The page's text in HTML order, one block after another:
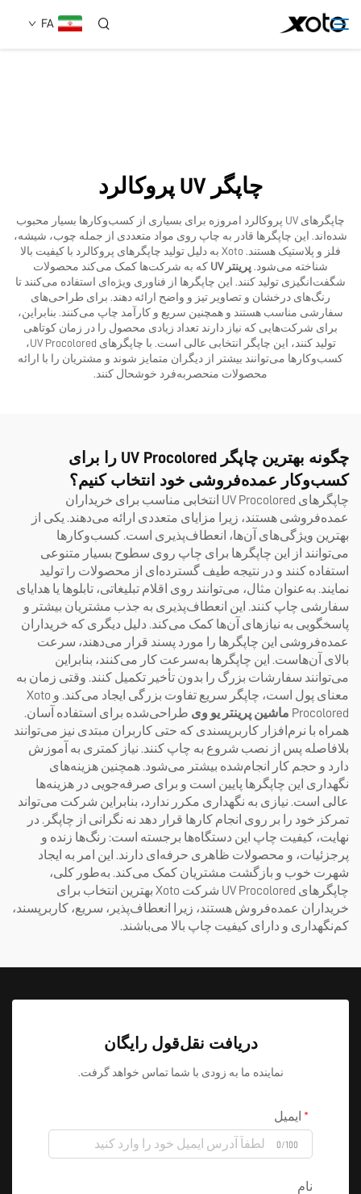
FA
خدمات
استفاده
تماس با ما
چاپگر UV پروکالرد
چاپگرهای UV پروکالرد امروزه برای بسیاری از کسب‌وکارها بسیار محبوب
شده‌اند. این چاپگرها قادر به چاپ روی مواد متعددی از جمله چوب، شیشه،
فلز و پلاستیک هستند. Xoto به دلیل تولید چاپگرهای پروکالرد با کیفیت بالا
شناخته می‌شود. پرینتر UV
که به شرکت‌ها کمک می‌کند محصولات
شگفت‌انگیزی تولید کنند. این چاپگرها از فناوری ویژه‌ای استفاده می‌کنند تا
رنگ‌های درخشان و تصاویر تیز و واضح ارائه دهند. برای طراحی‌های
سفارشی مناسب هستند و همچنین سریع و کارآمد چاپ می‌کنند. بنابراین،
برای شرکت‌هایی که نیاز دارند تعداد زیادی محصول را در زمان کوتاهی
تولید کنند، این چاپگر انتخابی عالی است. با چاپگرهای UV Procolored،
کسب‌وکارها می‌توانند بیشتر از دیگران متمایز شوند و مشتریان را با ارائه
محصولات منحصربه‌فرد خوشحال کنند.
چگونه بهترین چاپگر UV Procolored را برای
کسب‌وکار عمده‌فروشی خود انتخاب کنیم؟
چاپگرهای UV Procolored انتخابی مناسب برای خریداران
عمده‌فروشی هستند، زیرا مزایای متعددی ارائه می‌دهند. یکی از
بهترین ویژگی‌های آن‌ها، انعطاف‌پذیری است. کسب‌وکارها
می‌توانند از این چاپگرها برای چاپ روی سطوح بسیار متنوعی
استفاده کنند و در نتیجه طیف گسترده‌ای از محصولات را تولید
نمایند. به‌عنوان مثال، می‌توانند روی اقلام تبلیغاتی، تابلوها یا هدایای
سفارشی چاپ کنند. این انعطاف‌پذیری به جذب مشتریان بیشتر و
پاسخگویی به نیازهای آن‌ها کمک می‌کند. دلیل دیگری که خریداران
عمده‌فروشی این چاپگرها را مورد پسند قرار می‌دهند، سرعت
بالای آن‌هاست. این چاپگرها به‌سرعت کار می‌کنند، بنابراین
می‌توانند سفارشات بزرگ را بدون تأخیر تکمیل کنند. وقتی زمان به
معنای پول است، چاپگر سریع تفاوت بزرگی ایجاد می‌کند. و Xoto
Procolored ماشین پرینتر یو وی طراحی‌شده برای استفاده آسان.
همراه با نرم‌افزار کاربرپسندی که حتی کاربران مبتدی نیز می‌توانند
بلافاصله پس از نصب شروع به چاپ کنند. نیاز کمتری به آموزش
دارد و حجم کار انجام‌شده بیشتر می‌شود. همچنین هزینه‌های
نگهداری این چاپگرها پایین است و برای صرفه‌جویی در هزینه‌ها
عالی است. نیازی به نگهداری مکرر ندارد، بنابراین شرکت می‌تواند
تمرکز خود را بر روی انجام کارها قرار دهد نه نگرانی از چاپگر. در
نهایت، کیفیت چاپ این دستگاه‌ها برجسته است: رنگ‌ها زنده و
پرجزئیات، و محصولات ظاهری حرفه‌ای دارند. این امر به ایجاد
شهرت خوب و بازگشت مشتریان کمک می‌کند. به‌طور کلی،
چاپگرهای UV Procolored شرکت Xoto بهترین انتخاب برای
خریداران عمده‌فروش هستند، زیرا انعطاف‌پذیر، سریع، کاربرپسند،
کم‌نگهداری و دارای کیفیت چاپ بالا می‌باشند.
دریافت نقل‌قول رایگان
نماینده ما به زودی با شما تماس خواهد گرفت.
ایمیل
0/100
نام